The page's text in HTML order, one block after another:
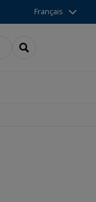
Français
RECHERCHER